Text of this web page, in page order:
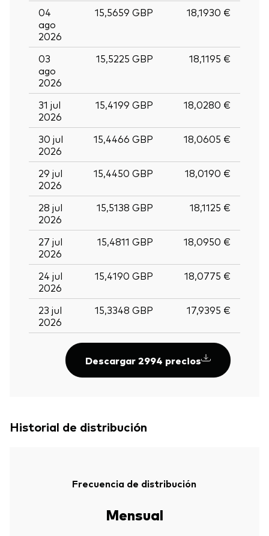
04
ago
2026
15,5659 GBP 18,1930 €
03
ago
2026
15,5225 GBP 18,1195 €
31 jul
2026
15,4199 GBP 18,0280 €
30 jul
2026
15,4466 GBP 18,0605 €
29 jul
2026
15,4450 GBP 18,0190 €
28 jul
2026
15,5138 GBP 18,1125 €
27 jul
2026
15,4811 GBP 18,0950 €
24 jul
2026
15,4190 GBP 18,0775 €
23 jul
2026
15,3348 GBP 17,9395 €
Descargar 2994 precios
Historial de distribución
Frecuencia de distribución
Mensual